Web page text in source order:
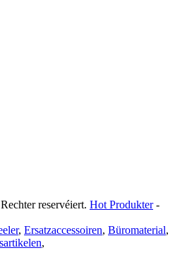
reservéiert. Hot Produkter-
, Ersatzaccessoiren, Büromaterial,
,